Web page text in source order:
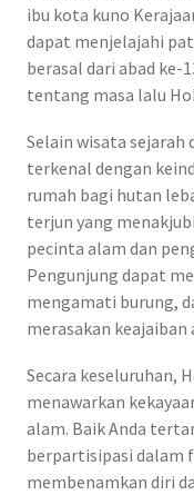
ibu kota kuno
dapat menjelajahi
berasal dari abad
tentang masa lalu
Selain wisata sejarah
terkenal dengan
rumah bagi hutan
terjun yang
pecinta alam dan
Pengunjung dapat
mengamati burung,
merasakan keajaiban
Secara keseluruhan,
menawarkan
alam. Baik Anda
berpartisipasi dalam
membenamkan diri